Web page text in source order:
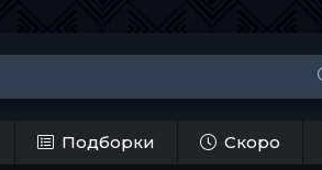
Подборки Скоро